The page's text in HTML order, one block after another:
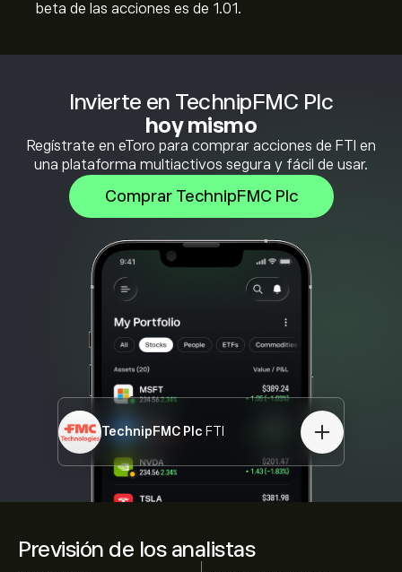
Previsión de los analistas
Invierte en TechnipFMC Plc
hoy mismo
Regístrate en eToro para comprar acciones de FTI en
una plataforma multiactivos segura y fácil de usar.
Comprar TechnipFMC Plc
TechnipFMC Plc FTI
beta de las acciones es de 1.01.